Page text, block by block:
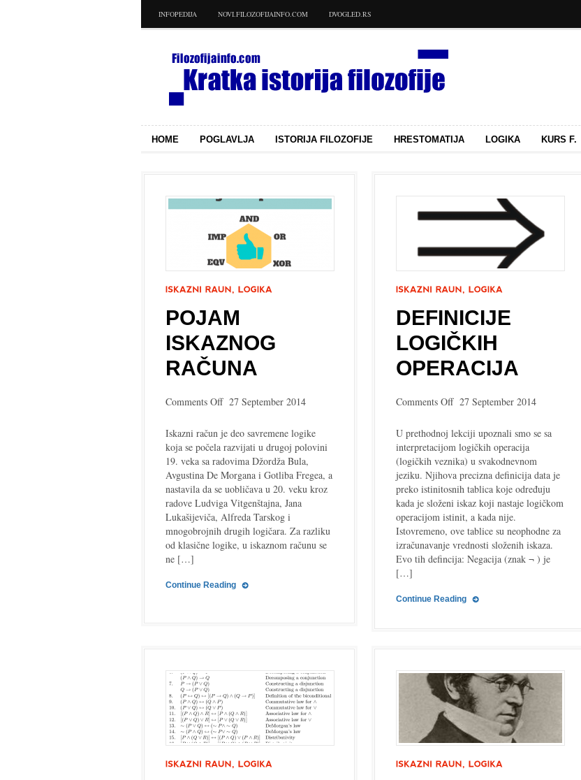
INFOPEDIJA NOVI.FILOZOFIJAINFO.COM DVOGLED.RS
HOME POGLAVLJA ISTORIJA FILOZOFIJE HRESTOMATIJA LOGIKA KURS F.
POJAM
ISKAZNOG
RAČUNA
Comments Offon
iskaznog
računa
27 September 2014
Iskazni račun je deo savremene logike
koja se počela razvijati u drugoj polovini
19. veka sa radovima Džordža Bula,
Avgustina De Morgana i Gotliba Fregea, a
nastavila da se uobličava u 20. veku kroz
radove Ludviga Vitgenštajna, Jana
Lukašijeviča, Alfreda Tarskog i
mnogobrojnih drugih logičara. Za razliku
od klasične logike, u iskaznom računu se
ne […]
Continue Reading
DEFINICIJE
LOGIČKIH
OPERACIJA
Comments Offon
logičkih
operacija
27 September 2014
U prethodnoj lekciji upoznali smo se sa
interpretacijom logičkih operacija
(logičkih veznika) u svakodnevnom
jeziku. Njihova precizna definicija data je
preko istinitosnih tablica koje određuju
kada je složeni iskaz koji nastaje logičkom
operacijom istinit, a kada nije.
Istovremeno, ove tablice su neophodne za
izračunavanje vrednosti složenih iskaza.
Evo tih defincija: Negacija (znak ¬ ) je
[…]
Continue Reading